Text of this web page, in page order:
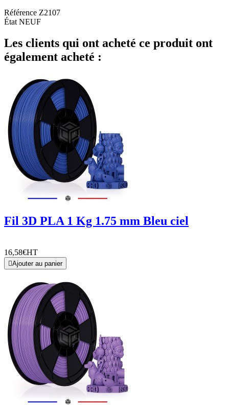
Référence Z2107
État NEUF
Les clients qui ont acheté ce produit ont
également acheté :
Fil 3D PLA 1 Kg 1.75 mm Bleu ciel
16,58€HT
Ajouter au panier